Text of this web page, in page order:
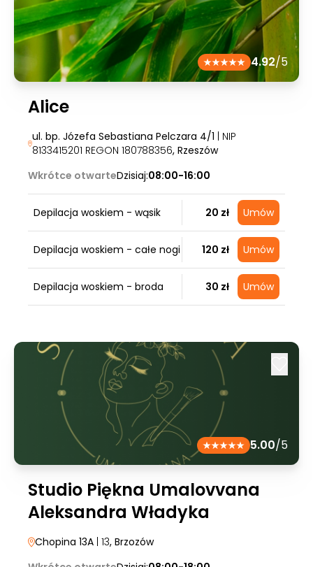
4.92/5
Alice
ul. bp. Józefa Sebastiana Pelczara 4/1 | NIP
8133415201 REGON 180788356, Rzeszów
Wkrótce otwarteDzisiaj:08:00-16:00
Depilacja woskiem - wąsik 20 zł Umów
Depilacja woskiem - całe nogi 120 zł Umów
Depilacja woskiem - broda 30 zł Umów
5.00/5
Studio Piękna Umalovvana
Aleksandra Władyka
Chopina 13A | 13, Brzozów